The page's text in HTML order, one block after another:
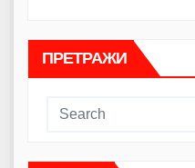
ПРЕТРАЖИ